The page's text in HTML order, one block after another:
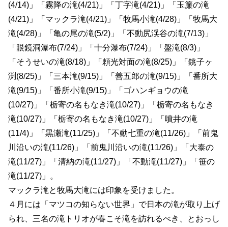
(4/14)」「霧降の滝(4/21)」「丁字滝(4/21)」「玉簾の滝
(4/21)」「マックラ滝(4/21)」「牧馬小滝(4/28)」「牧馬大
滝(4/28)」「亀の尾の滝(5/2)」「不動尻渓谷の滝(7/13)」
「眼鏡洞瀑布(7/24)」「十分瀑布(7/24)」「盤滝(8/3)」
「そうせいの滝(8/18)」「頼光対面の滝(8/25)」「銚子ヶ
渕(8/25)」「三本滝(9/15)」「善五郎の滝(9/15)」「番所大
滝(9/15)」「番所小滝(9/15)」「ゴハンギョウの滝
(10/27)」「栃寄の名もなき滝(10/27)」「栃寄の名もなき
滝(10/27)」「栃寄の名もなき滝(10/27)」「噴井の滝
(11/4)」「黒瀬滝(11/25)」「不動七重の滝(11/26)」「前鬼
川沿いの滝(11/26)」「前鬼川沿いの滝(11/26)」「大泰の
滝(11/27)」「清納の滝(11/27)」「不動滝(11/27)」「笹の
滝(11/27)」。
マックラ滝と牧馬大滝には印象を受けました。
４月には「マツコの知らない世界」で日本の滝が取り上げ
られ、三名の滝トリオが春こそ滝を訪れるべき、とおっし